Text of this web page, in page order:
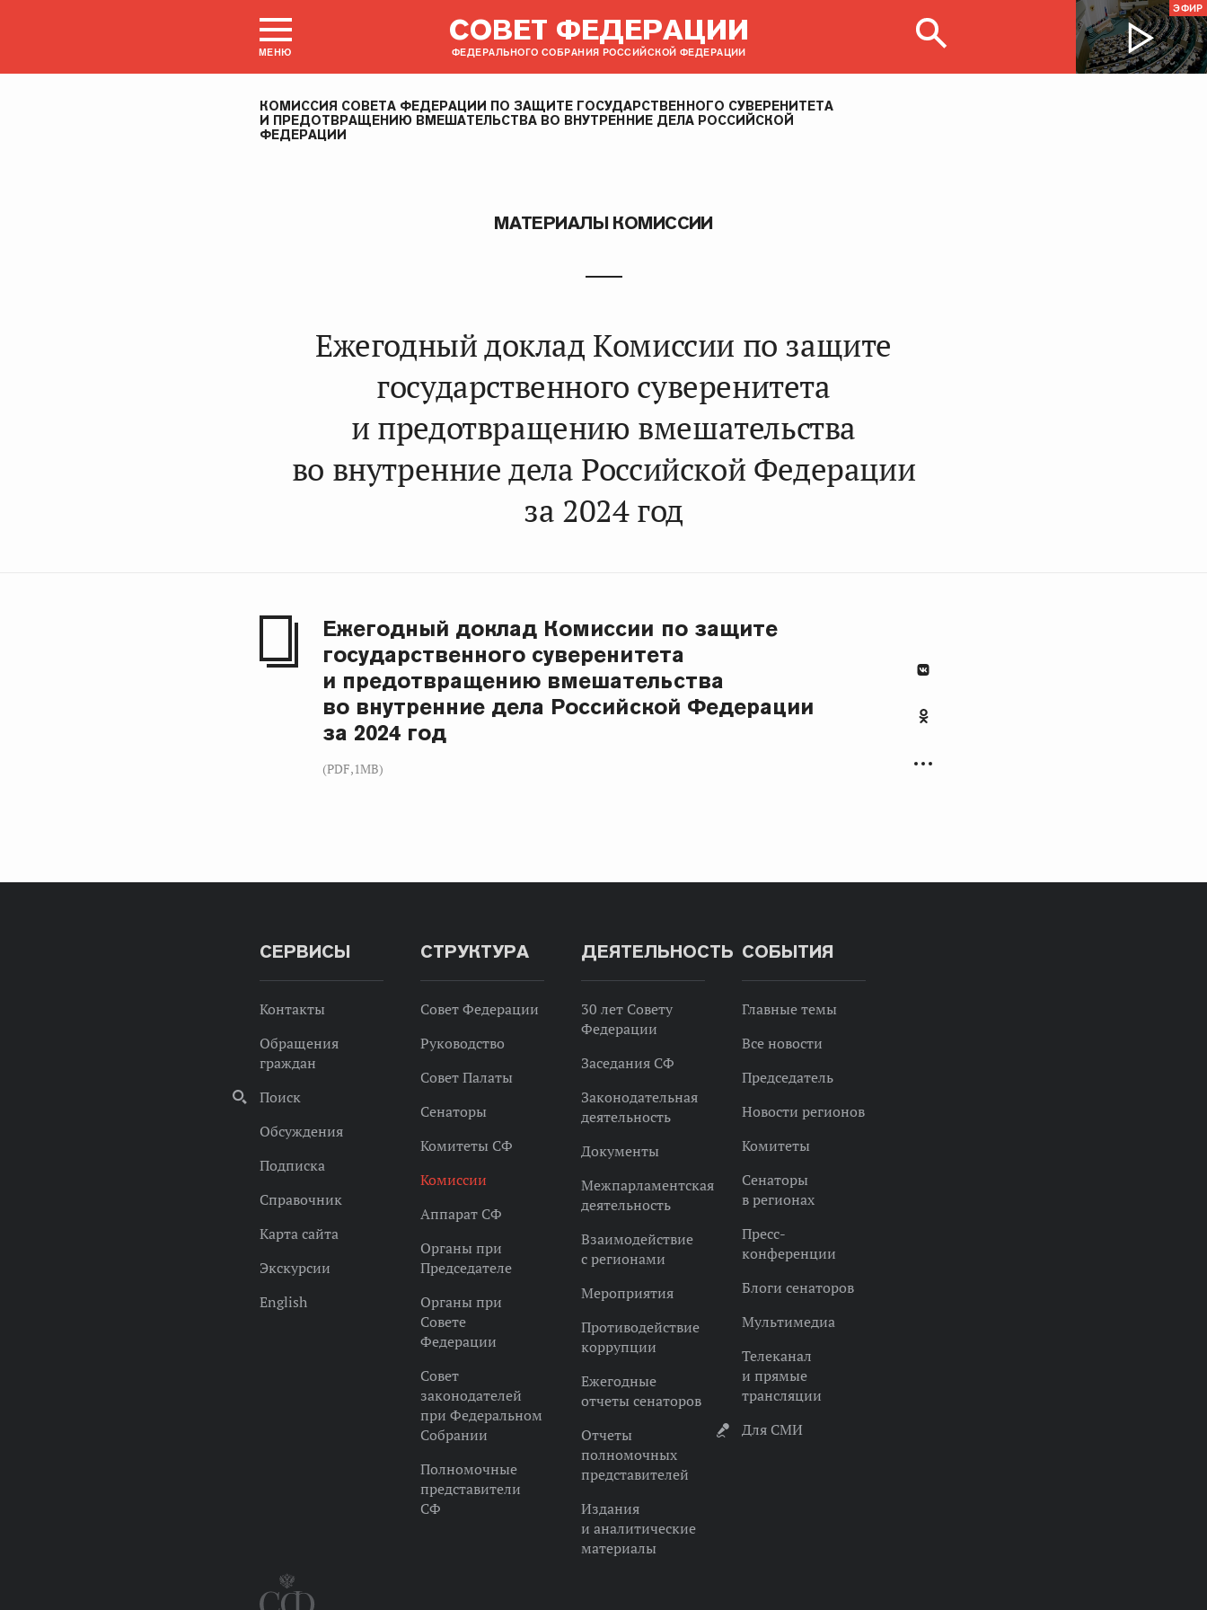
МЕНЮ
СОВЕТ ФЕДЕРАЦИИ
ФЕДЕРАЛЬНОГО СОБРАНИЯ РОССИЙСКОЙ ФЕДЕРАЦИИ
ЭФИР
КОМИССИЯ СОВЕТА ФЕДЕРАЦИИ ПО ЗАЩИТЕ ГОСУДАРСТВЕННОГО СУВЕРЕНИТЕТА
И ПРЕДОТВРАЩЕНИЮ ВМЕШАТЕЛЬСТВА ВО ВНУТРЕННИЕ ДЕЛА РОССИЙСКОЙ
ФЕДЕРАЦИИ
МАТЕРИАЛЫ КОМИССИИ
Ежегодный доклад Комиссии по защите
государственного суверенитета
и предотвращению вмешательства
во внутренние дела Российской Федерации
за 2024 год
Ежегодный доклад Комиссии по защите
государственного суверенитета
и предотвращению вмешательства
во внутренние дела Российской Федерации
за 2024 год
(PDF,1MB)
СЕРВИСЫ
Контакты
Обращения
граждан
Поиск
Обсуждения
Подписка
Справочник
Карта сайта
Экскурсии
English
СТРУКТУРА
Совет Федерации
Руководство
Совет Палаты
Сенаторы
Комитеты СФ
Комиссии
Аппарат СФ
Органы при
Председателе
Органы при
Совете
Федерации
Совет
законодателей
при Федеральном
Собрании
Полномочные
представители
СФ
ДЕЯТЕЛЬНОСТЬ
30 лет Совету
Федерации
Заседания СФ
Законодательная
деятельность
Документы
Межпарламентская
деятельность
Взаимодействие
с регионами
Мероприятия
Противодействие
коррупции
Ежегодные
отчеты сенаторов
Отчеты
полномочных
представителей
Издания
и аналитические
материалы
СОБЫТИЯ
Главные темы
Все новости
Председатель
Новости регионов
Комитеты
Сенаторы
в регионах
Пресс-
конференции
Блоги сенаторов
Мультимедиа
Телеканал
и прямые
трансляции
Для СМИ